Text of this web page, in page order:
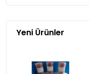
Yeni Ürünler